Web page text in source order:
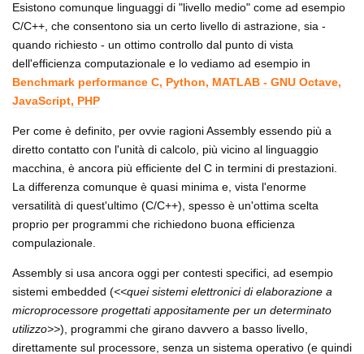
Esistono comunque linguaggi di "livello medio" come ad esempio
C/C++, che consentono sia un certo livello di astrazione, sia -
quando richiesto - un ottimo controllo dal punto di vista
dell'efficienza computazionale e lo vediamo ad esempio in
Benchmark performance C, Python, MATLAB - GNU Octave,
JavaScript, PHP
Per come è definito, per ovvie ragioni Assembly essendo più a
diretto contatto con l'unità di calcolo, più vicino al linguaggio
macchina, è ancora più efficiente del C in termini di prestazioni.
La differenza comunque è quasi minima e, vista l'enorme
versatilità di quest'ultimo (C/C++), spesso è un'ottima scelta
proprio per programmi che richiedono buona efficienza
compulazionale.
Assembly si usa ancora oggi per contesti specifici, ad esempio
sistemi embedded (<<quei sistemi elettronici di elaborazione a
microprocessore progettati appositamente per un determinato
utilizzo>>), programmi che girano davvero a basso livello,
direttamente sul processore, senza un sistema operativo (e quindi